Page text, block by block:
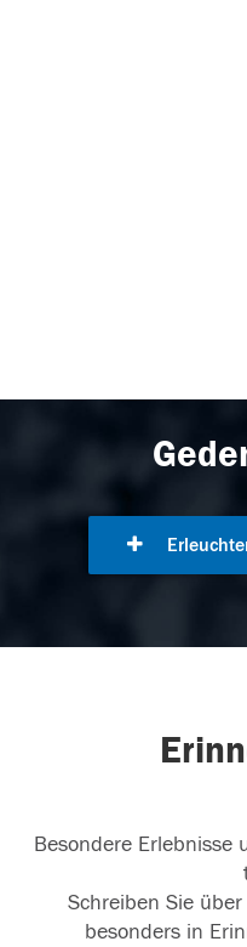
Besondere Erlebnisse
Schreiben Sie
besonders in